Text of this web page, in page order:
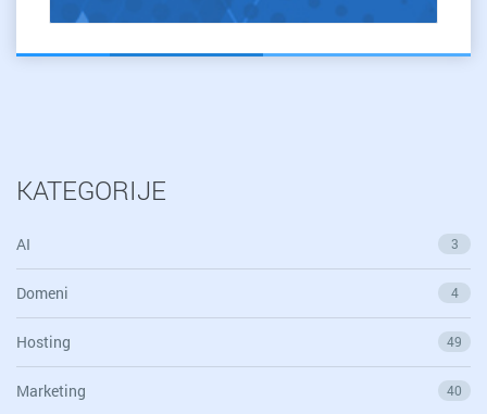
KATEGORIJE
AI 3
Domeni 4
Hosting 49
Marketing 40